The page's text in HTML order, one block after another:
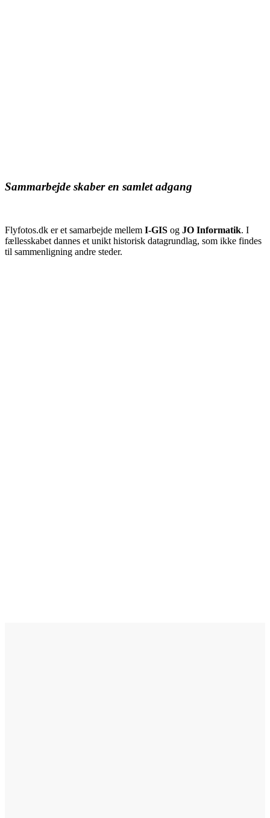
Sammarbejde skaber en samlet adgang
Flyfotos.dk er et samarbejde mellem I-GIS og JO Informatik. I
fællesskabet dannes et unikt historisk datagrundlag, som ikke findes
til sammenligning andre steder.